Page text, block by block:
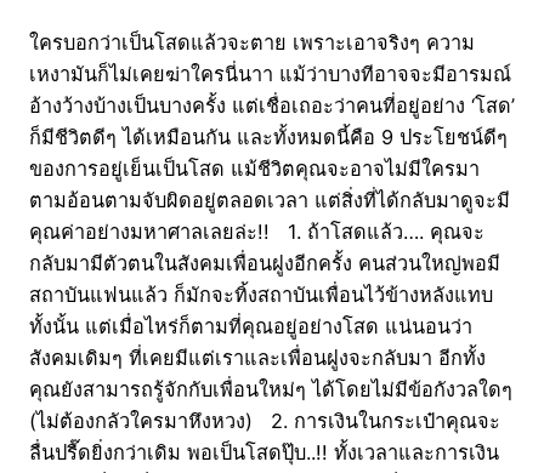
ใครบอกว่าเป็นโสดแล้วจะตาย เพราะเอาจริงๆ ความ
เหงามันก็ไม่เคยฆ่าใครนี่นาา แม้ว่าบางทีอาจจะมีอารมณ์
อ้างว้างบ้างเป็นบางครั้ง แต่เชื่อเถอะว่าคนที่อยู่อย่าง ‘โสด’
ก็มีชีวิตดีๆ ได้เหมือนกัน และทั้งหมดนี้คือ 9 ประโยชน์ดีๆ
ของการอยู่เย็นเป็นโสด แม้ชีวิตคุณจะอาจไม่มีใครมา
ตามอ้อนตามจับผิดอยู่ตลอดเวลา แต่สิ่งที่ได้กลับมาดูจะมี
คุณค่าอย่างมหาศาลเลยล่ะ!! 1. ถ้าโสดแล้ว…. คุณจะ
กลับมามีตัวตนในสังคมเพื่อนฝูงอีกครั้ง คนส่วนใหญ่พอมี
สถาบันแฟนแล้ว ก็มักจะทิ้งสถาบันเพื่อนไว้ข้างหลังแทบ
ทั้งนั้น แต่เมื่อไหร่ก็ตามที่คุณอยู่อย่างโสด แน่นอนว่า
สังคมเดิมๆ ที่เคยมีแต่เราและเพื่อนฝูงจะกลับมา อีกทั้ง
คุณยังสามารถรู้จักกับเพื่อนใหม่ๆ ได้โดยไม่มีข้อกังวลใดๆ
(ไม่ต้องกลัวใครมาหึงหวง) 2. การเงินในกระเป๋าคุณจะ
ลื่นปรื๊ดยิ่งกว่าเดิม พอเป็นโสดปุ๊บ..!! ทั้งเวลาและการเงิน